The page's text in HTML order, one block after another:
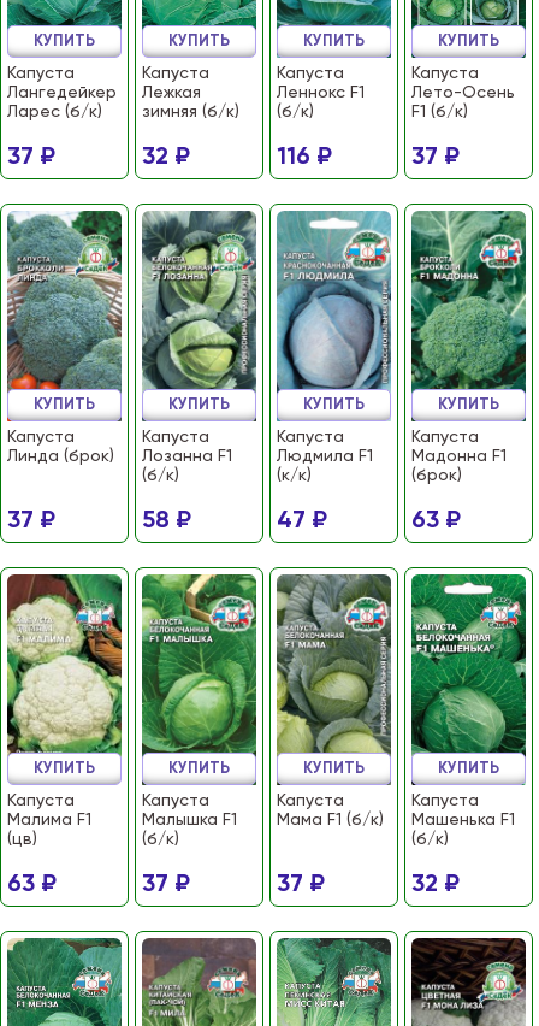
Капуста
Лангедейкер
Ларес (б/к)
37 ₽
КУПИТЬ
Капуста
Лежкая
зимняя (б/к)
32 ₽
КУПИТЬ
Капуста
Леннокс F1
(б/к)
116 ₽
КУПИТЬ
Капуста
Лето-Осень
F1 (б/к)
37 ₽
КУПИТЬ
Капуста
Линда (брок)
37 ₽
КУПИТЬ
Капуста
Лозанна F1
(б/к)
58 ₽
КУПИТЬ
Капуста
Людмила F1
(к/к)
47 ₽
КУПИТЬ
Капуста
Мадонна F1
(брок)
63 ₽
КУПИТЬ
Капуста
Малима F1
(цв)
63 ₽
КУПИТЬ
Капуста
Малышка F1
(б/к)
37 ₽
КУПИТЬ
Капуста
Мама F1 (б/к)
37 ₽
КУПИТЬ
Капуста
Машенька F1
(б/к)
32 ₽
КУПИТЬ